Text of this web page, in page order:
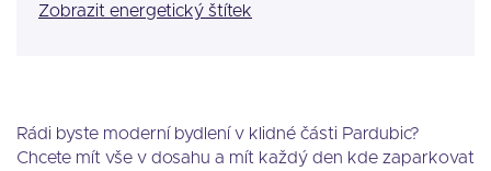
Zobrazit energetický štítek
Rádi byste moderní bydlení v klidné části Pardubic?
Chcete mít vše v dosahu a mít každý den kde zaparkovat